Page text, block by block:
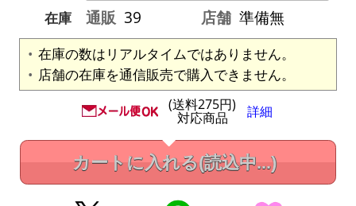
在庫
通販 39 店舗 準備無
在庫の数はリアルタイムではありません。
店舗の在庫を通信販売で購入できません。
(送料275円)
対応商品 詳細
カートに入れる(読込中...)